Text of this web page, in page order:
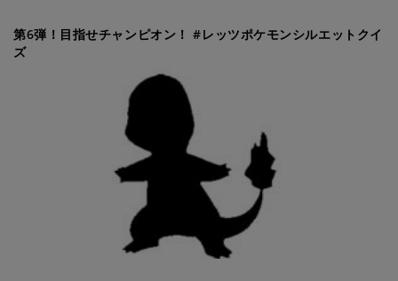
第6弾！目指せチャンピオン！ #レッツポケモンシルエットクイ
ズ